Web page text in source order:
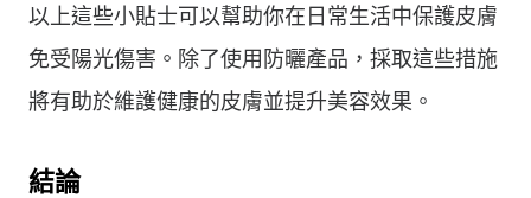
以上這些小貼士可以幫助你在日常生活中保護皮膚
免受陽光傷害。除了使用防曬產品，採取這些措施
將有助於維護健康的皮膚並提升美容效果。
結論